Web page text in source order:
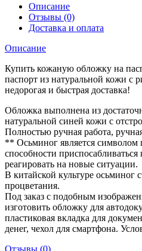
Описание
Отзывы (0)
Доставка и оплата
Описание
Купить кожаную обложку на
паспорт из натуральной кожи с
недорогая и быстрая доставка!
Обложка выполнена из
натуральной синей кожи с
Полностью ручная работа,
** Осьминог является символом
способности
реагировать на новые ситуации.
В китайской культуре осьминог
процветания.
Под заказ с подобным
изготовить обложку для
пластиковая вкладка для
денег, чехол для смартфона.
Отзывы (0)